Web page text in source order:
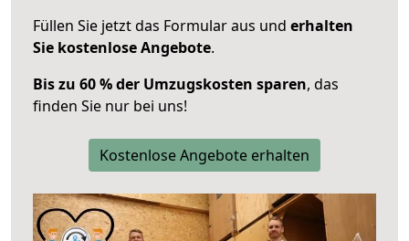
Füllen Sie jetzt das Formular aus und erhalten
Sie kostenlose Angebote.
Bis zu 60 % der Umzugskosten sparen, das
finden Sie nur bei uns!
Kostenlose Angebote erhalten